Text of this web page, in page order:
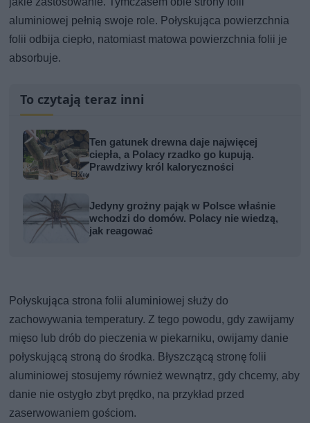
aluminiowej pełnią swoje role. Połyskująca powierzchnia
folii odbija ciepło, natomiast matowa powierzchnia folii je
absorbuje.
To czytają teraz inni
Ten gatunek drewna daje najwięcej
ciepła, a Polacy rzadko go kupują.
Prawdziwy król kaloryczności
Jedyny groźny pająk w Polsce właśnie
wchodzi do domów. Polacy nie wiedzą,
jak reagować
Połyskująca strona folii aluminiowej służy do
zachowywania temperatury. Z tego powodu, gdy zawijamy
mięso lub drób do pieczenia w piekarniku, owijamy danie
połyskującą stroną do środka. Błyszczącą stronę folii
aluminiowej stosujemy również wewnątrz, gdy chcemy, aby
danie nie ostygło zbyt prędko, na przykład przed
zaserwowaniem gościom.